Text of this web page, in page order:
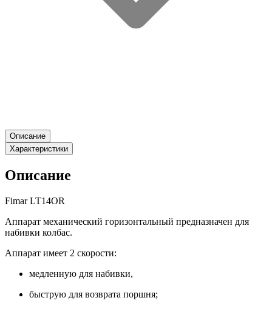
Описание
Характеристики
Описание
Fimar LT14OR
Аппарат механический горизонтальный предназначен для
набивки колбас.
Аппарат имеет 2 скорости:
медленную для набивки,
быструю для возврата поршня;